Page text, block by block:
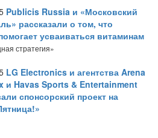
Publicis Russia и «Московский
рассказали о том, что
усваиваться витаминам
стратегия»
LG Electronics и агентства Arena
и Havas Sports & Entertainment
спонсорский проект на